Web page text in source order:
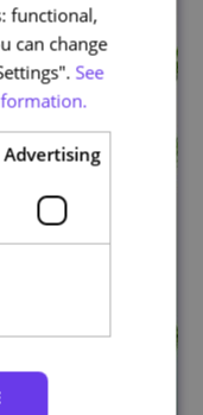
functional,
can change
See
Advertising